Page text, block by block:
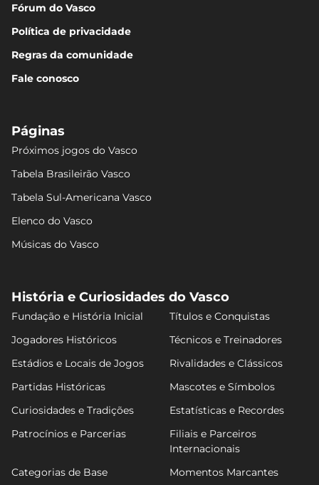
Fórum do Vasco
Política de privacidade
Regras da comunidade
Fale conosco
Páginas
Próximos jogos do Vasco
Tabela Brasileirão Vasco
Tabela Sul-Americana Vasco
Elenco do Vasco
Músicas do Vasco
História e Curiosidades do Vasco
Fundação e História Inicial
Títulos e Conquistas
Jogadores Históricos
Técnicos e Treinadores
Estádios e Locais de Jogos
Rivalidades e Clássicos
Partidas Históricas
Mascotes e Símbolos
Curiosidades e Tradições
Estatísticas e Recordes
Patrocínios e Parcerias
Filiais e Parceiros
Internacionais
Categorias de Base
Momentos Marcantes